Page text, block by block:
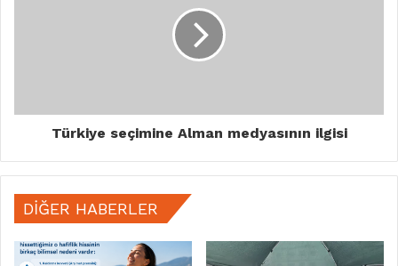
Türkiye seçimine Alman medyasının ilgisi
DIĞER HABERLER